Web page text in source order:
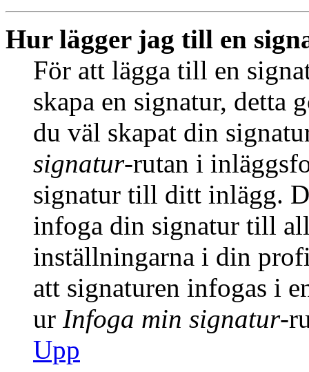
Hur lägger jag till en
För att lägga till en
skapa en signatur,
du väl skapat din
signatur-rutan i
signatur till ditt inlägg.
infoga din signatur till
inställningarna i din
att signaturen infogas i
ur Infoga min signatur-
Upp